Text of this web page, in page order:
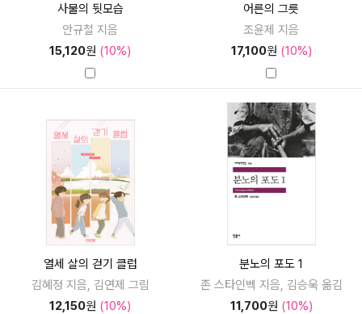
사물의 뒷모습
안규철 지음
15,120원 (10%)
어른의 그릇
조윤제 지음
17,100원 (10%)
열세 살의 걷기 클럽
김혜정 지음, 김연제 그림
12,150원 (10%)
분노의 포도 1
존 스타인벡 지음, 김승욱 옮김
11,700원 (10%)